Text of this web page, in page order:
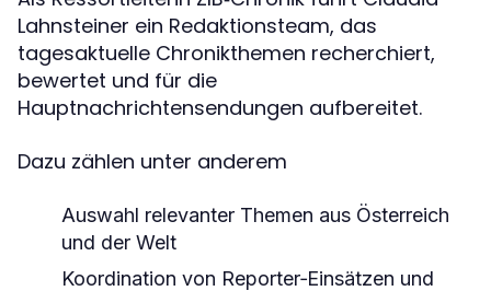
Lahnsteiner ein Redaktionsteam, das
tagesaktuelle Chronikthemen recherchiert,
bewertet und für die
Hauptnachrichtensendungen aufbereitet.
Dazu zählen unter anderem
Auswahl relevanter Themen aus Österreich
und der Welt
Koordination von Reporter‑Einsätzen und